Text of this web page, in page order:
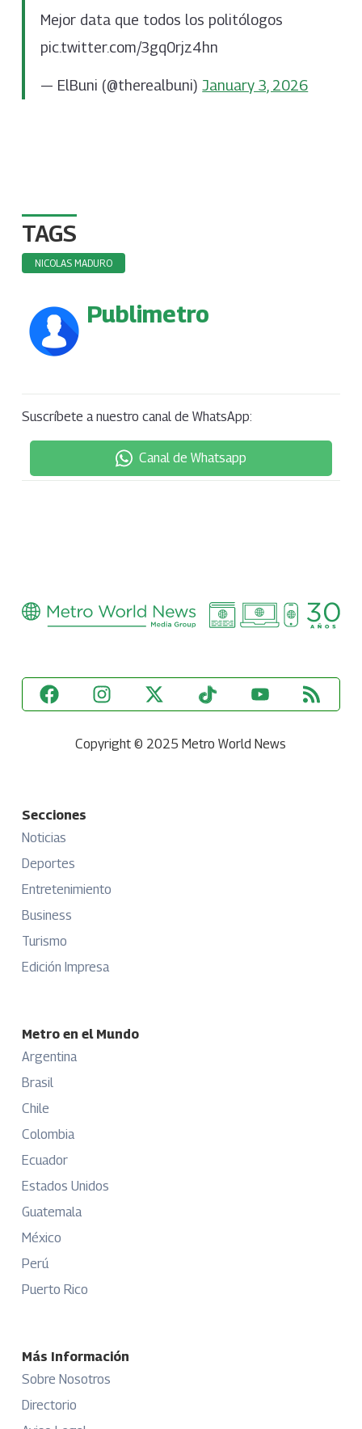
Mejor data que todos los politólogos
pic.twitter.com/3gq0rjz4hn
— ElBuni (@therealbuni)January 3, 2026
TAGS
NICOLAS MADURO
Publimetro
Suscríbete a nuestro canal de WhatsApp:
Canal de Whatsapp
Copyright © 2025 Metro World News
Secciones
Noticias
Deportes
Entretenimiento
Business
Turismo
Edición Impresa
Metro en el Mundo
Argentina
Brasil
Chile
Colombia
Ecuador
Estados Unidos
Guatemala
México
Perú
Puerto Rico
Más Información
Sobre Nosotros
Directorio